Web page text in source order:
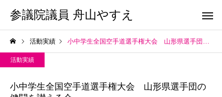
参議院議員 舟山やすえ
活動実績 小中学生全国空手道選手権大会 山形県選手団の健闘を讃える会
活動実績
小中学生全国空手道選手権大会 山形県選手団の